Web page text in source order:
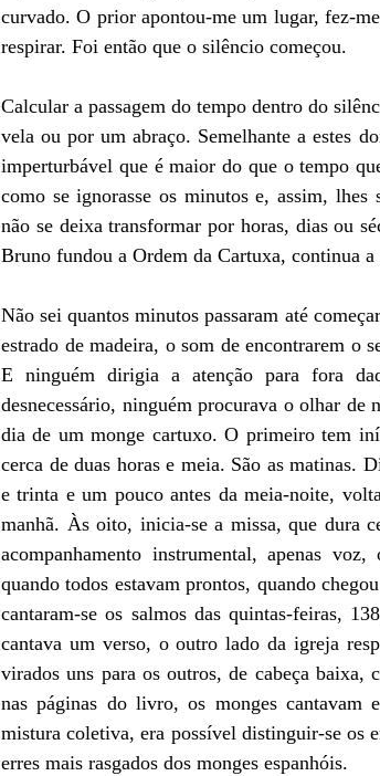
curvado. O prior apontou-me um lugar, fez-
respirar. Foi então que o silêncio começou.
Calcular a passagem do tempo dentro do
vela ou por um abraço. Semelhante a estes
imperturbável que é maior do que o tempo
como se ignorasse os minutos e, assim,
não se deixa transformar por horas, dias ou
Bruno fundou a Ordem da Cartuxa, continua
Não sei quantos minutos passaram até
estrado de madeira, o som de encontrarem o
E ninguém dirigia a atenção para fora
desnecessário, ninguém procurava o olhar
dia de um monge cartuxo. O primeiro tem
cerca de duas horas e meia. São as matinas.
e trinta e um pouco antes da meia-noite,
manhã. Às oito, inicia-se a missa, que dura
acompanhamento instrumental, apenas
quando todos estavam prontos, quando
cantaram-se os salmos das quintas-feiras,
cantava um verso, o outro lado da igreja
virados uns para os outros, de cabeça
nas páginas do livro, os monges cantavam
mistura coletiva, era possível distinguir-se os
erres mais rasgados dos monges espanhóis.